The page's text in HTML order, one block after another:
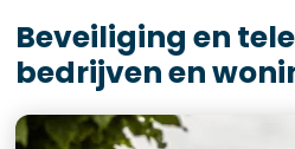
Beveiliging en
bedrijven en